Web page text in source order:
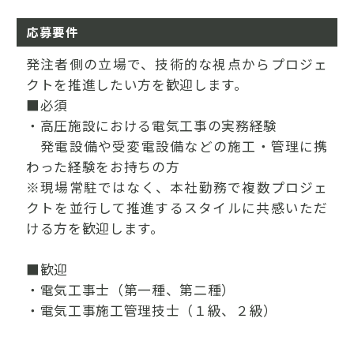
応募要件
発注者側の立場で、技術的な視点からプロジェ
クトを推進したい方を歓迎します。
■必須
・高圧施設における電気工事の実務経験
発電設備や受変電設備などの施工・管理に携
わった経験をお持ちの方
※現場常駐ではなく、本社勤務で複数プロジェ
クトを並行して推進するスタイルに共感いただ
ける方を歓迎します。
■歓迎
・電気工事士（第一種、第二種）
・電気工事施工管理技士（１級、２級）